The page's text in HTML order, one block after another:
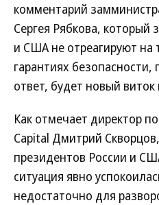
комментарий
Сергея Рябкова, который
и США не отреагируют на
гарантиях
ответ, будет новый
Как отмечает директор
Capital Дмитрий Скворцов,
президентов России и
ситуация явно
недостаточно для